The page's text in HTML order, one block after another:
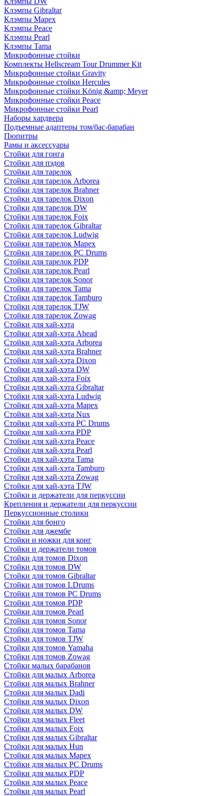
Клэмпы Gibraltar
Клэмпы Mapex
Клэмпы Peace
Клэмпы Pearl
Клэмпы Tama
Микрофонные стойки
Комплекты Hellscream Tour Drummer Kit
Микрофонные стойки Gravity
Микрофонные стойки Hercules
Микрофонные стойки König &amp; Meyer
Микрофонные стойки Peace
Микрофонные стойки Pearl
Наборы хардвера
Подъемные адаптеры том/бас-барабан
Пюпитры
Рамы и аксессуары
Стойки для гонга
Стойки для пэдов
Стойки для тарелок
Стойки для тарелок Arborea
Стойки для тарелок Brahner
Стойки для тарелок Dixon
Стойки для тарелок DW
Стойки для тарелок Foix
Стойки для тарелок Gibraltar
Стойки для тарелок Ludwig
Стойки для тарелок Mapex
Стойки для тарелок PC Drums
Стойки для тарелок PDP
Стойки для тарелок Pearl
Стойки для тарелок Sonor
Стойки для тарелок Tama
Стойки для тарелок Tamburo
Стойки для тарелок TJW
Стойки для тарелок Zowag
Стойки для хай-хэта
Стойки для хай-хэта Ahead
Стойки для хай-хэта Arborea
Стойки для хай-хэта Brahner
Стойки для хай-хэта Dixon
Стойки для хай-хэта DW
Стойки для хай-хэта Foix
Стойки для хай-хэта Gibraltar
Стойки для хай-хэта Ludwig
Стойки для хай-хэта Mapex
Стойки для хай-хэта Nux
Стойки для хай-хэта PC Drums
Стойки для хай-хэта PDP
Стойки для хай-хэта Peace
Стойки для хай-хэта Pearl
Стойки для хай-хэта Tama
Стойки для хай-хэта Tamburo
Стойки для хай-хэта Zowag
Стойки для хай-хэта TJW
Стойки и держатели для перкуссии
Крепления и держатели для перкуссии
Перкуссионные столики
Стойки для бонго
Стойки для джембе
Стойки и ножки для конг
Стойки и держатели томов
Стойки для томов Dixon
Стойки для томов DW
Стойки для томов Gibraltar
Стойки для томов LDrums
Стойки для томов PC Drums
Стойки для томов PDP
Стойки для томов Pearl
Стойки для томов Sonor
Стойки для томов Tama
Стойки для томов TJW
Стойки для томов Yamaha
Стойки для томов Zowag
Стойки малых барабанов
Стойки для малых Arborea
Стойки для малых Brahner
Стойки для малых Dadi
Стойки для малых Dixon
Стойки для малых DW
Стойки для малых Fleet
Стойки для малых Foix
Стойки для малых Gibraltar
Стойки для малых Hun
Стойки для малых Mapex
Стойки для малых PC Drums
Стойки для малых PDP
Стойки для малых Peace
Стойки для малых Pearl